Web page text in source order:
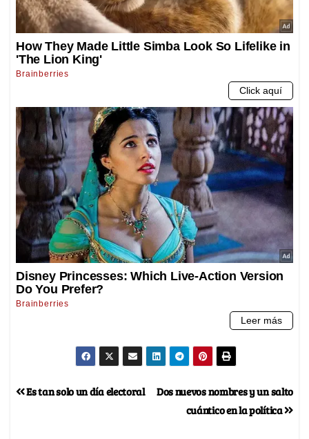
Dos nuevos nombres y un salto
cuántico en la política
Es tan solo un día electoral